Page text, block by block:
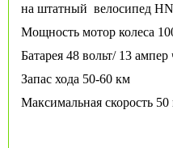
на штатный велосипед
Мощность мотор колеса
Батарея 48 вольт/ 13 ампер
Запас хода 50-60 км
Максимальная скорость